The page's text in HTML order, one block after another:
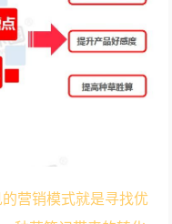
营销模式就是寻找优